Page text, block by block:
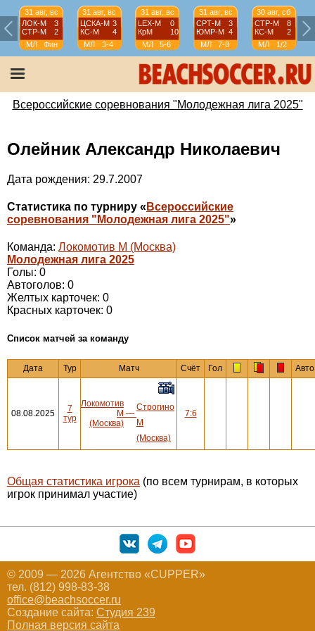
31 авг, вс
ЛОК-М
3
СТР-М
2
МЛ
Фин
31 авг, вс
ЦСКА-М 3
КС-М
4
МЛ
3-4
31 авг, вс
LEX-М
0
КрМ
10
МЛ
5-6
31 авг, вс
СРТ-М
3
ЮМР-М 4
МЛ
7-8
30 авг, сб
СТР-М
8
КС-М
2
МЛ
1/2
Всероссийские соревнования "Молодежная лига 2025"
Олейник Александр Николаевич
Дата рождения: 29.7.2007
Статистика по турниру « Всероссийские
соревнования "Молодежная лига 2025"»
Команда: Локомотив М (Москва)
Молодежная лига 2025
Голы: 0
Автоголов: 0
Желтых карточек: 0
Красных карточек: 0
Cписок матчей за команду
Дата Тур Матч Счёт Гол Авто
08.08.2025
7
тур
Локомотив
М
(Москва)
—
Строгино
М
(Москва)
7:6
Общая статистика игрока (по всем турнирам, в которых
игрок принимал участие)
© 2009 — 2026 Агентство «CUPPER»
тел. (812) 998-83-38
office@beachsoccer.ru
Создание сайта: Студия 239
Полная версия сайта